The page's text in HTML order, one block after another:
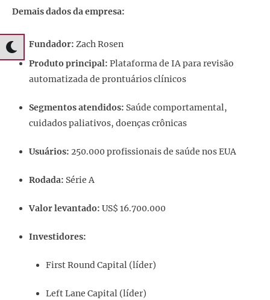
Demais dados da empresa:
Fundador: Zach Rosen
Produto principal: Plataforma de IA para revisão
automatizada de prontuários clínicos
Segmentos atendidos: Saúde comportamental,
cuidados paliativos, doenças crônicas
Usuários: 250.000 profissionais de saúde nos EUA
Rodada: Série A
Valor levantado: US$ 16.700.000
Investidores:
First Round Capital (líder)
Left Lane Capital (líder)